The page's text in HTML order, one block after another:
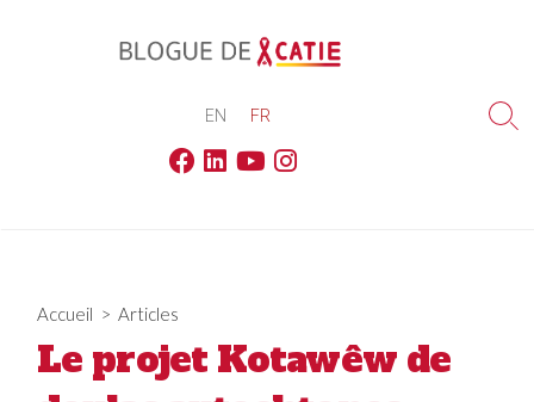
EN FR
Facebook
LinkedinYoutubeInstagram
Accueil > Articles
Le projet Kotawêw de